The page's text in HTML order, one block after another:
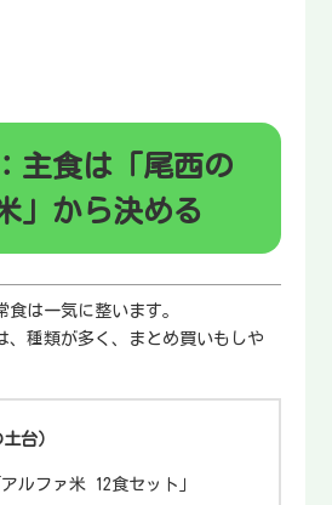
主食は「尾西の
」から決める
は一気に整います。
、種類が多く、まとめ買いもしや
台）
ルファ米 12食セット」